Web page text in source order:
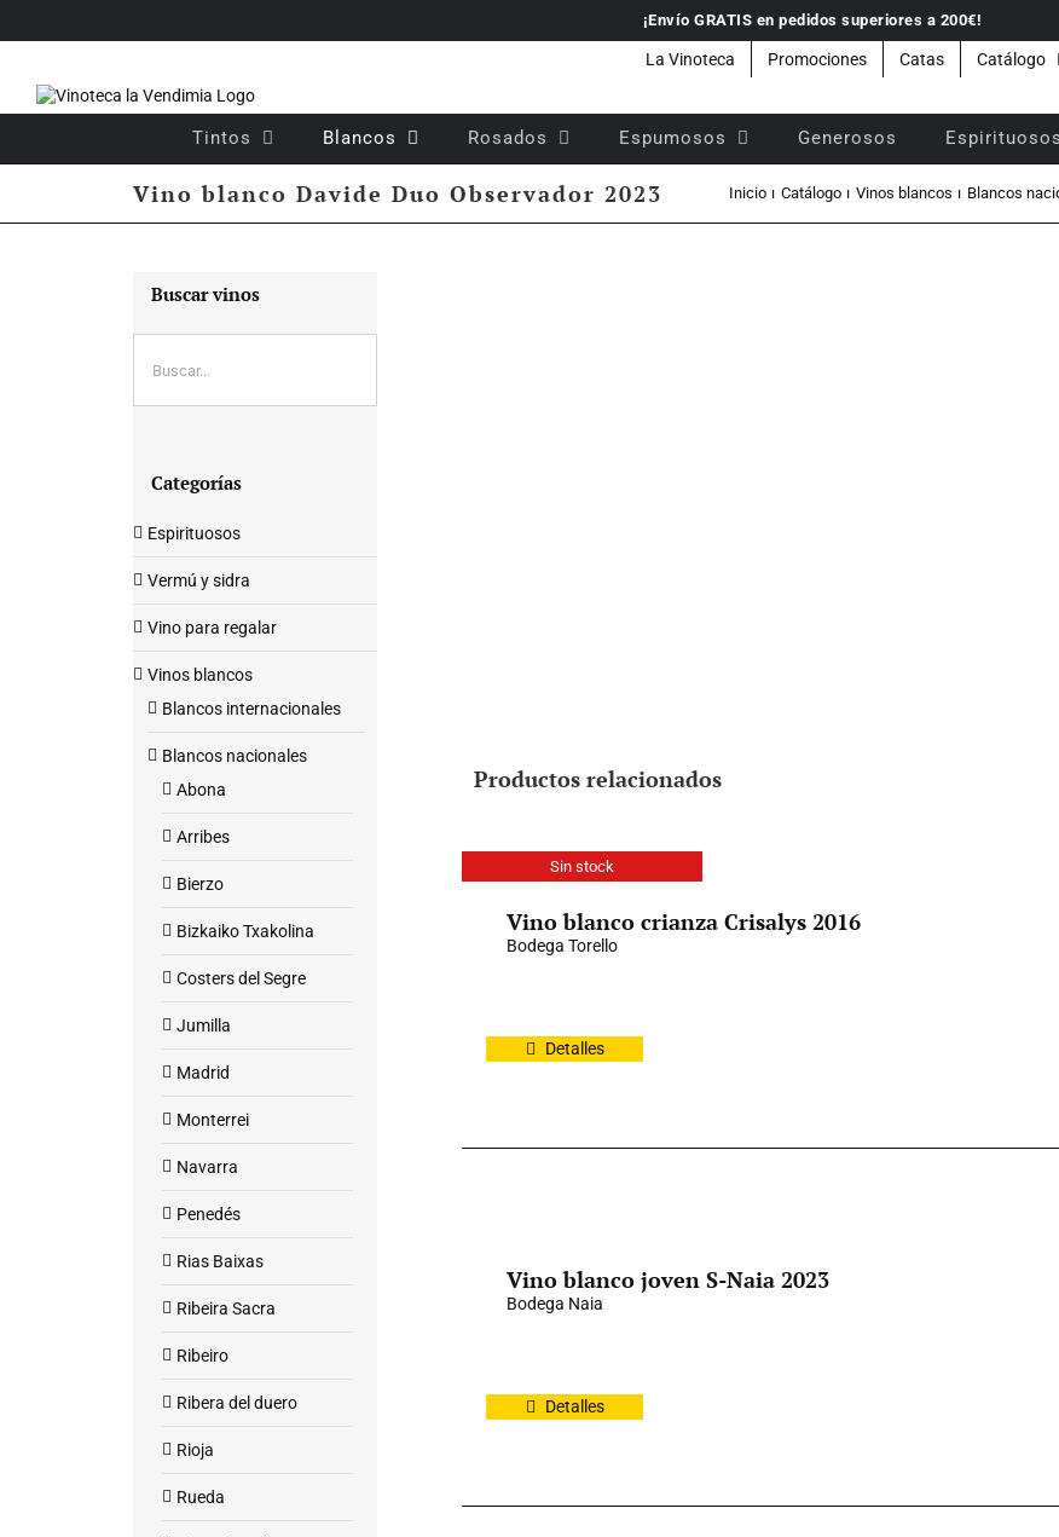
¡Envío GRATIS en pedidos superiores a 200€!
La Vinoteca Promociones Catas Catálogo
Tintos Blancos Rosados Espumosos Generosos Espirituosos
Vino blanco Davide Duo Observador 2023 Inicio Catálogo Vinos blancos Blancos
Productos relacionados
Sin stock
Vino blanco crianza Crisalys 2016
Bodega Torello
Detalles
Vino blanco joven S-Naia 2023
Bodega Naia
Detalles
Buscar vinos
Categorías
Espirituosos
Vermú y sidra
Vino para regalar
Vinos blancos
Blancos internacionales
Blancos nacionales
Abona
Arribes
Bierzo
Bizkaiko Txakolina
Costers del Segre
Jumilla
Madrid
Monterrei
Navarra
Penedés
Rias Baixas
Ribeira Sacra
Ribeiro
Ribera del duero
Rioja
Rueda